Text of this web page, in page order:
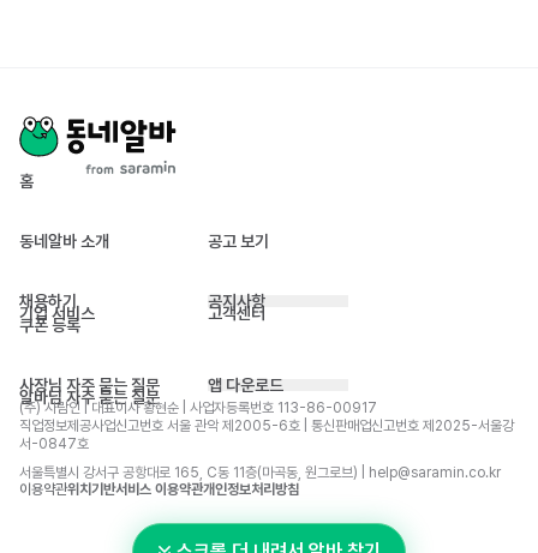
홈
동네알바 소개 공고 보기
채용하기
기업 서비스
쿠폰 등록
공지사항
고객센터
사장님 자주 묻는 질문
알바님 자주 묻는 질문
앱 다운로드
(주) 사람인 | 대표이사 황현순 | 사업자등록번호 113-86-00917
직업정보제공사업신고번호 서울 관악 제2005-6호 | 통신판매업신고번호 제2025-서울강
서-0847호
서울특별시 강서구 공항대로 165, C동 11층(마곡동, 원그로브) | help@saramin.co.kr
이용약관위치기반서비스 이용약관개인정보처리방침